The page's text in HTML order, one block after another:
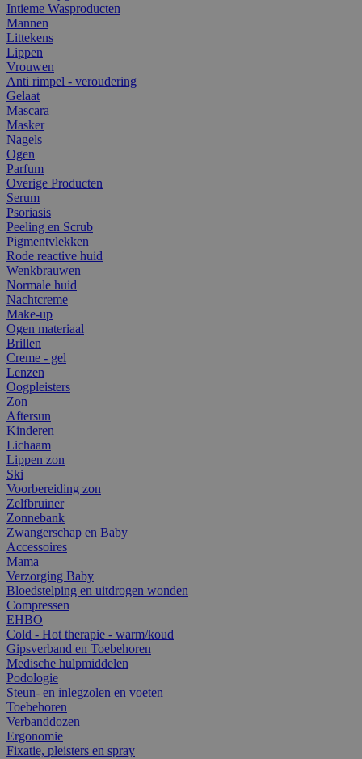
Intieme Wasproducten
Mannen
Littekens
Lippen
Vrouwen
Anti rimpel - veroudering
Gelaat
Mascara
Masker
Nagels
Ogen
Parfum
Overige Producten
Serum
Psoriasis
Peeling en Scrub
Pigmentvlekken
Rode reactive huid
Wenkbrauwen
Normale huid
Nachtcreme
Make-up
Ogen materiaal
Brillen
Creme - gel
Lenzen
Oogpleisters
Zon
Aftersun
Kinderen
Lichaam
Lippen zon
Ski
Voorbereiding zon
Zelfbruiner
Zonnebank
Zwangerschap en Baby
Accessoires
Mama
Verzorging Baby
Bloedstelping en uitdrogen wonden
Compressen
EHBO
Cold - Hot therapie - warm/koud
Gipsverband en Toebehoren
Medische hulpmiddelen
Podologie
Steun- en inlegzolen en voeten
Toebehoren
Verbanddozen
Ergonomie
Fixatie, pleisters en spray